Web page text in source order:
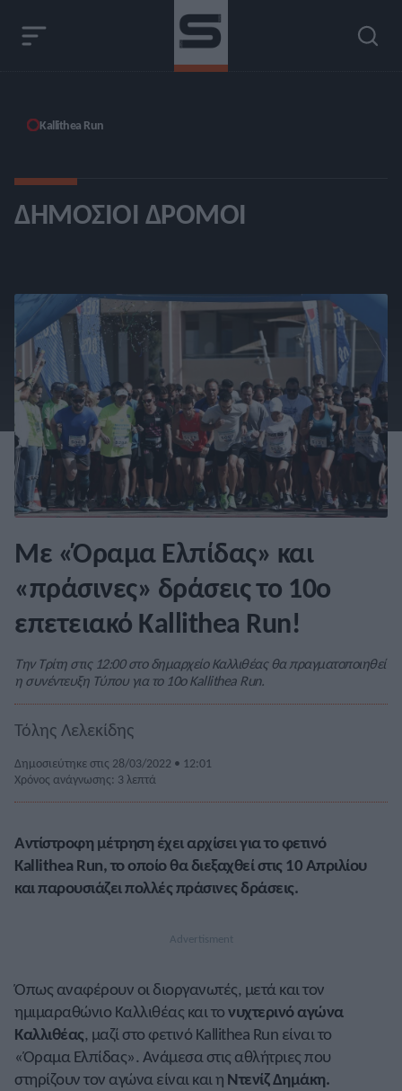
Kallithea Run
ΔΗΜΌΣΙΟΙ ΔΡΌΜΟΙ
Με «Όραμα Ελπίδας» και
«πράσινες» δράσεις το 10ο
επετειακό Kallithea Run!
Την Τρίτη στις 12:00 στο δημαρχείο Καλλιθέας θα πραγματοποιηθεί
η συνέντευξη Τύπου για το 10ο Kallithea Run.
Τόλης Λελεκίδης
Δημοσιεύτηκε στις 28/03/2022 • 12:01
Χρόνος ανάγνωσης: 3 λεπτά
Αντίστροφη μέτρηση έχει αρχίσει για το φετινό
Kallithea Run, το οποίο θα διεξαχθεί στις 10 Απριλίου
και παρουσιάζει πολλές πράσινες δράσεις.
Όπως αναφέρουν οι διοργανωτές, μετά και τον
ημιμαραθώνιο Καλλιθέας και τονυχτερινό αγώνα
Καλλιθέας, μαζί στο φετινό Kallithea Run είναι το
«Όραμα Ελπίδας». Ανάμεσα στις αθλήτριες που
στηρίζουν τον αγώνα είναι και η Ντενίζ Δημάκη.